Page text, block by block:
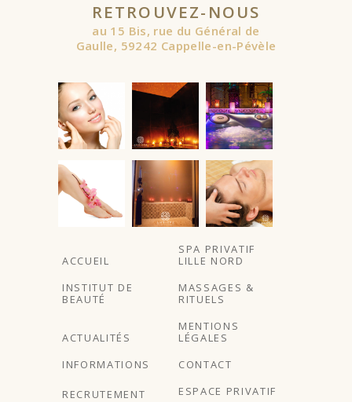
RETROUVEZ-NOUS
au 15 Bis, rue du Général de
Gaulle, 59242 Cappelle-en-Pévèle
À partir de À partir de
ACCUEIL
SPA PRIVATIF
LILLE NORD
INSTITUT DE
BEAUTÉ
MASSAGES &
RITUELS
ACTUALITÉS
MENTIONS
LÉGALES
INFORMATIONS
CONTACT
RECRUTEMENT ESPACE PRIVATIF